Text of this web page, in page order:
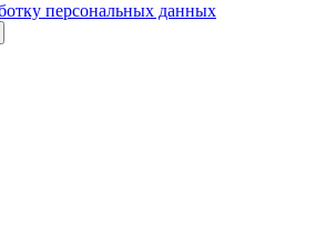
персональных данных